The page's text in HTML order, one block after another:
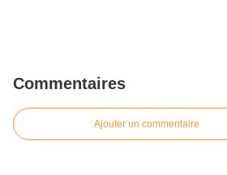
Commentaires
Ajouter un commentaire